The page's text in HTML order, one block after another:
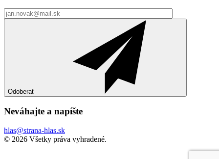
Odoberať
Neváhajte a napíšte
hlas@strana-hlas.sk
©️ 2026 Všetky práva vyhradené.